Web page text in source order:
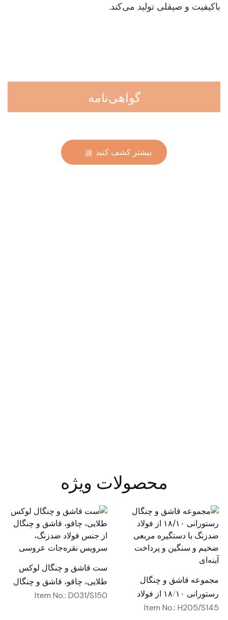
باکیفیت و صیقلی تولید می‌کند.
گواهی‌نامه
بیشتر کشف کنید
محصولات ویژه
مجموعه قاشق و چنگال
رستورانی ۱۸/۱۰ از فولاد
ضدزنگ با دستگیره مربعی
Item No.: H205/S145
ست قاشق و چنگال لوکس
طلایی، چاقو، قاشق و چنگال
از جنس فولاد ضدزنگ،
Item No.: D031/S150